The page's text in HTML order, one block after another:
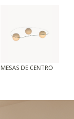
MESAS DE CENTRO